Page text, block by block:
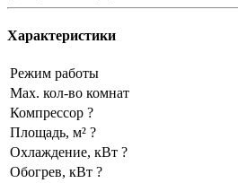
Характеристики
Режим работы
Max. кол-во комнат
Компрессор ?
Площадь, м² ?
Охлаждение, кВт ?
Обогрев, кВт ?